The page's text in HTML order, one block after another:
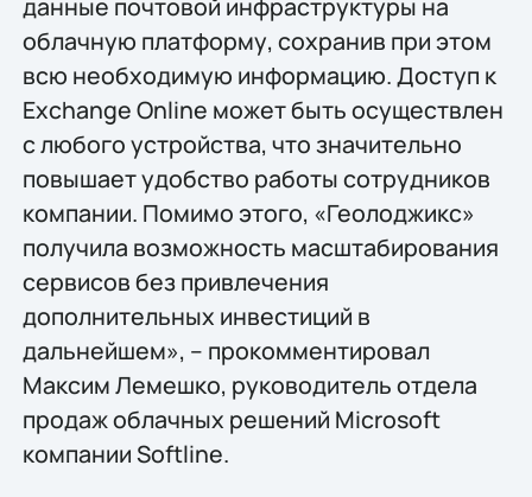
данные почтовой инфраструктуры на
облачную платформу, сохранив при этом
всю необходимую информацию. Доступ к
Exchange Online может быть осуществлен
с любого устройства, что значительно
повышает удобство работы сотрудников
компании. Помимо этого, «Геолоджикс»
получила возможность масштабирования
сервисов без привлечения
дополнительных инвестиций в
дальнейшем», – прокомментировал
Максим Лемешко, руководитель отдела
продаж облачных решений Microsoft
компании Softline.